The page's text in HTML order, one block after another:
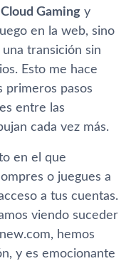
Gaming y
en la web, sino
transición sin
Esto me hace
primeros pasos
entre las
cada vez más.
en el que
o juegues a
a tus cuentas.
viendo suceder
hemos
y es emocionante